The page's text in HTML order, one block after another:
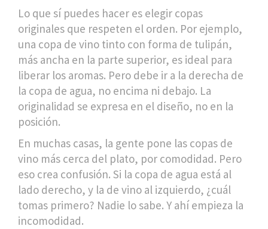
Lo que sí puedes hacer es elegir copas
originales que respeten el orden. Por ejemplo,
una copa de vino tinto con forma de tulipán,
más ancha en la parte superior, es ideal para
liberar los aromas. Pero debe ir a la derecha de
la copa de agua, no encima ni debajo. La
originalidad se expresa en el diseño, no en la
posición.
En muchas casas, la gente pone las copas de
vino más cerca del plato, por comodidad. Pero
eso crea confusión. Si la copa de agua está al
lado derecho, y la de vino al izquierdo, ¿cuál
tomas primero? Nadie lo sabe. Y ahí empieza la
incomodidad.